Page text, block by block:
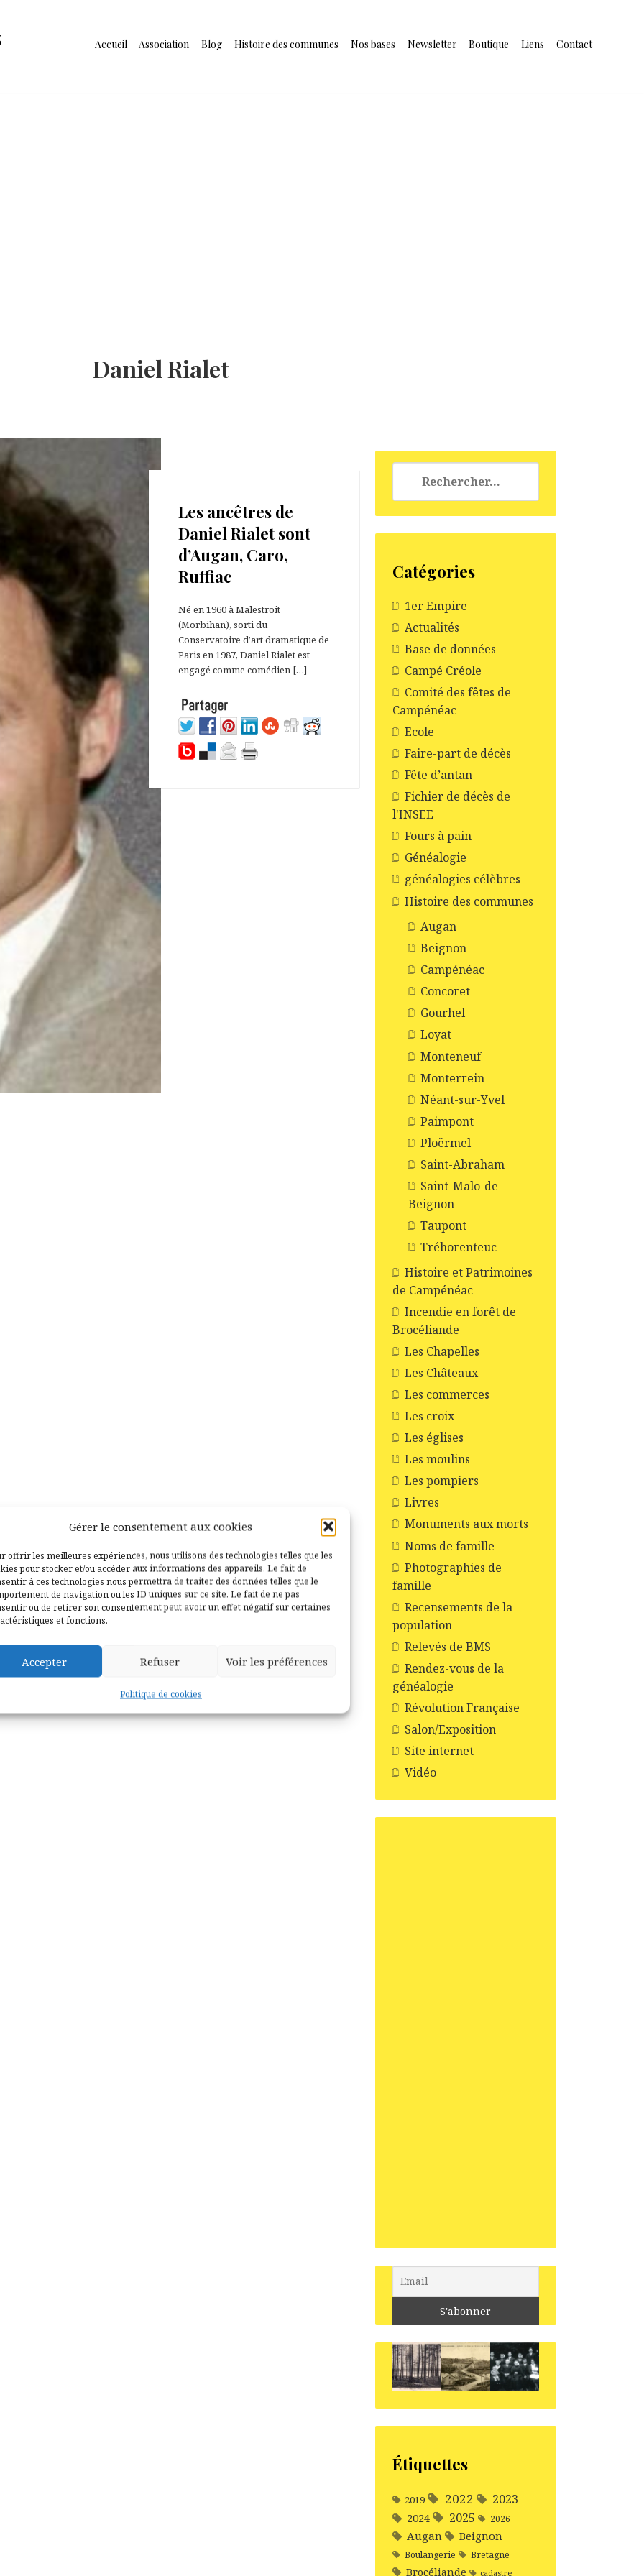
Gérer le consentement aux cookies
offrir les meilleures expériences, nous utilisons des technologies telles que les
pour stocker et/ou accéder aux informations des appareils. Le fait de
à ces technologies nous permettra de traiter des données telles que le
de navigation ou les ID uniques sur ce site. Le fait de ne pas
ou de retirer son consentement peut avoir un effet négatif sur certaines
et fonctions.
Accepter Refuser Voir les préférences
Politique de cookies
Accueil Association Blog Histoire des communes Nos bases Newsletter Boutique Liens Contact
Daniel Rialet
Les ancêtres de
Daniel Rialet sont
d’Augan, Caro,
Ruffiac
Né en 1960 à Malestroit
(Morbihan), sorti du
Conservatoire d’art dramatique de
Paris en 1987, Daniel Rialet est
engagé comme comédien […]
Catégories
1er Empire
Actualités
Base de données
Campé Créole
Comité des fêtes de
Campénéac
Ecole
Faire-part de décès
Fête d’antan
Fichier de décès de
l'INSEE
Fours à pain
Généalogie
généalogies célèbres
Histoire des communes
Augan
Beignon
Campénéac
Concoret
Gourhel
Loyat
Monteneuf
Monterrein
Néant-sur-Yvel
Paimpont
Ploërmel
Saint-Abraham
Saint-Malo-de-
Beignon
Taupont
Tréhorenteuc
Histoire et Patrimoines
de Campénéac
Incendie en forêt de
Brocéliande
Les Chapelles
Les Châteaux
Les commerces
Les croix
Les églises
Les moulins
Les pompiers
Livres
Monuments aux morts
Noms de famille
Photographies de
famille
Recensements de la
population
Relevés de BMS
Rendez-vous de la
généalogie
Révolution Française
Salon/Exposition
Site internet
Vidéo
Étiquettes
2019 2022 2023
2024 2025 2026
Augan Beignon
Boulangerie Bretagne
Brocéliande cadastre